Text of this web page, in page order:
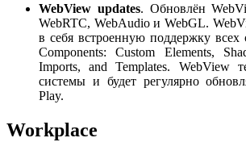
WebView updates. Обновлён
WebRTC, WebAudio и WebGL.
в себя встроенную поддержку
Components: Custom Elements,
Imports, and Templates. WebView
системы и будет регулярно
Play.
Workplace